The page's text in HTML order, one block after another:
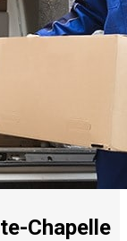
Chapelle